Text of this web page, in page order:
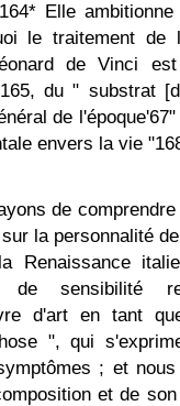
Elle
le traitement de
de Vinci est
du " substrat
de
envers la vie
de
la personnalité
Renaissance
de sensibilité
d'art en tant
", qui
; et
et de